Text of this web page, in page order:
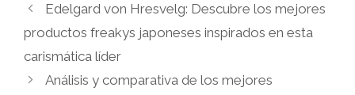
Edelgard von Hresvelg: Descubre los mejores
productos freakys japoneses inspirados en esta
carismática líder
Análisis y comparativa de los mejores